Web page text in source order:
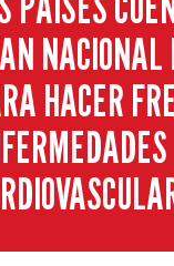
NACIONAL
HACER